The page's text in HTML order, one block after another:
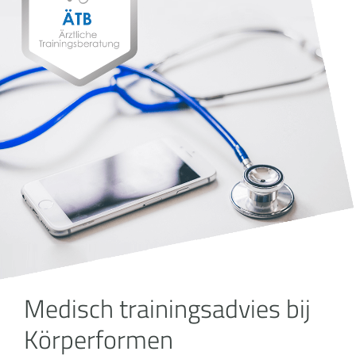
Medisch trainingsadvies bij
Körperformen